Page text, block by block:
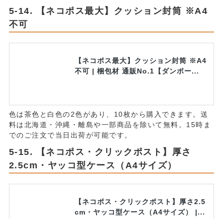
【ネコポス最大】クッション封筒 ※A4
不可
【ネコポス最大】クッション封筒 ※A4
不可 | 梱包材 通販No.1【ダンボー...
色は茶色と白色の2色があり、10枚から購入できます。送
料は北海道・沖縄・離島や一部商品を除いて無料。15時ま
でのご注文で当日出荷が可能です。
【ネコポス・クリックポスト】厚さ
2.5cm・ヤッコ型ケース（A4サイズ）
【ネコポス・クリックポスト】厚さ2.5
cm・ヤッコ型ケース（A4サイズ） |...